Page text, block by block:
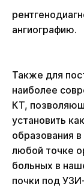
ангиографию.
Также для
наиболее
КТ,
установить
образования
любой точке
больных в
почки под